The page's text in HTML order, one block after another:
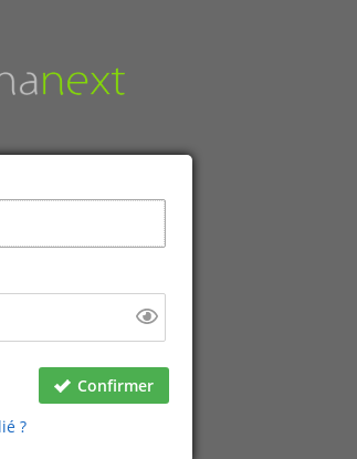
Confirmer
?